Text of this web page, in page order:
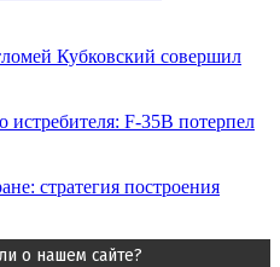
Кубковский совершил
истребителя: F-35B потерпел
стратегия построения
о нашем сайте?